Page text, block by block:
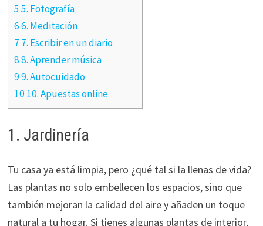
5 5. Fotografía
6 6. Meditación
7 7. Escribir en un diario
8 8. Aprender música
9 9. Autocuidado
10 10. Apuestas online
1. Jardinería
Tu casa ya está limpia, pero ¿qué tal si la llenas de vida?
Las plantas no solo embellecen los espacios, sino que
también mejoran la calidad del aire y añaden un toque
natural a tu hogar. Si tienes algunas plantas de interior,